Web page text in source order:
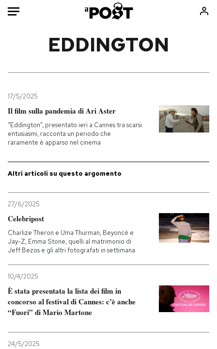
Mondo
Politica
Tecnologia
Internet
Sport
Consumismi
Storie/Idee
Mondiali calcio 2026
PODCAST
I MIEI PREFERITI
SHOP
EDDINGTON
17/5/2025
Il film sulla pandemia di Ari Aster
“Eddington”, presentato ieri a Cannes tra scarsi
entusiasmi, racconta un periodo che
raramente è apparso nel cinema
Altri articoli su questo argomento
27/6/2025
Celebripost
Charlize Theron e Uma Thurman, Beyoncé e
Jay-Z, Emma Stone, quelli al matrimonio di
Jeff Bezos e gli altri fotografati in settimana
10/4/2025
È stata presentata la lista dei film in
concorso al festival di Cannes: c’è anche
“Fuori” di Mario Martone
24/5/2025